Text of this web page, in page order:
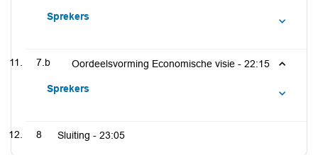
Sprekers
7.b Oordeelsvorming Economische visie - 22:15
Sprekers
8 Sluiting - 23:05